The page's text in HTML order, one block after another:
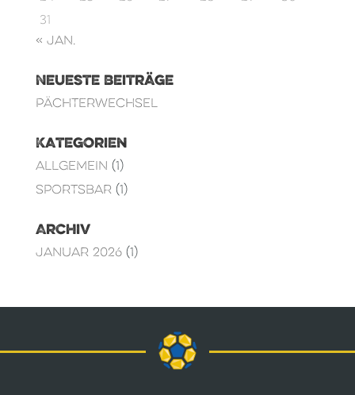
31
« Jan.
Neueste Beiträge
Pächterwechsel
Kategorien
Allgemein (1)
Sportsbar(1)
Archiv
Januar 2026(1)